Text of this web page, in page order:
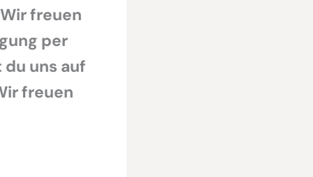
freuen
per
uns auf
freuen